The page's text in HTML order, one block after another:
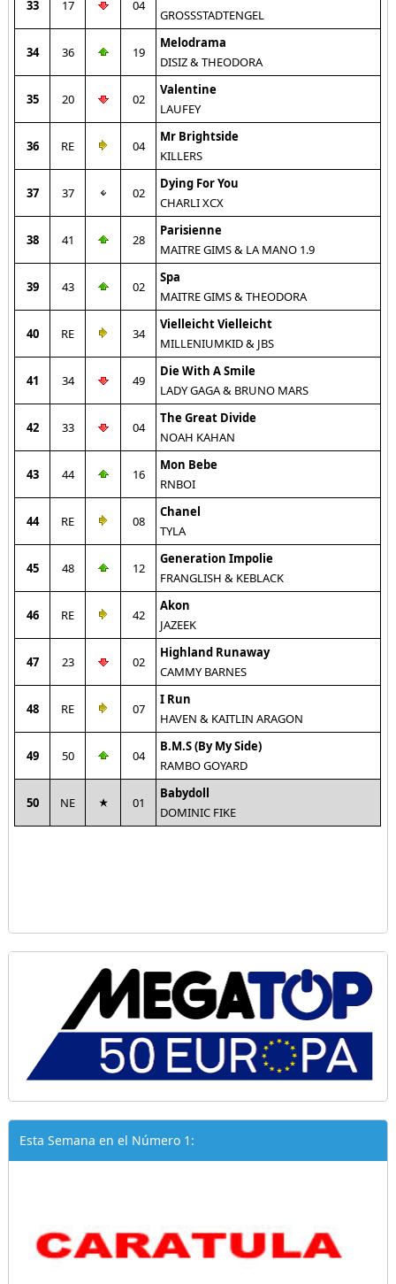
33 17 04
GROSSSTADTENGEL
34 36 19
Melodrama
DISIZ & THEODORA
35 20 02
Valentine
LAUFEY
36 RE 04
Mr Brightside
KILLERS
37 37 02
Dying For You
CHARLI XCX
38 41 28
Parisienne
MAITRE GIMS & LA MANO 1.9
39 43 02
Spa
MAITRE GIMS & THEODORA
40 RE 34
Vielleicht Vielleicht
MILLENIUMKID & JBS
41 34 49
Die With A Smile
LADY GAGA & BRUNO MARS
42 33 04
The Great Divide
NOAH KAHAN
43 44 16
Mon Bebe
RNBOI
44 RE 08
Chanel
TYLA
45 48 12
Generation Impolie
FRANGLISH & KEBLACK
46 RE 42
Akon
JAZEEK
47 23 02
Highland Runaway
CAMMY BARNES
48 RE 07
I Run
HAVEN & KAITLIN ARAGON
49 50 04
B.M.S (By My Side)
RAMBO GOYARD
50 NE 01
Babydoll
DOMINIC FIKE
Esta Semana en el Número 1: